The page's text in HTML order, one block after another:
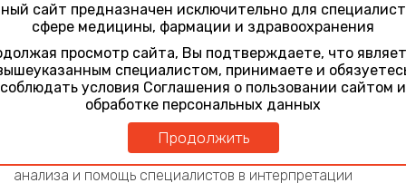
17 марта 2023
Выявление минорных субпопуляций Т-лимфоцитов у
пациентов разных возрастов
Оптимальный подбор из спектра онкомаркёров в
поиске и мониторировании опухоли
Здоровье иммунной системы: противодействие
иммунной системы организма инфекции
Неординарные варианты результатов лабораторного
анализа и помощь специалистов в интерпретации
сайт предназначен исключительно для
сфере медицины, фармации и здравоохранения
просмотр сайта, Вы подтверждаете, что
специалистом, принимаете и
соблюдать условия Соглашения о пользовании сайтом и
обработке персональных данных
Продолжить